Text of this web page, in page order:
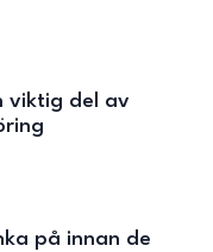
viktig del av
på innan de